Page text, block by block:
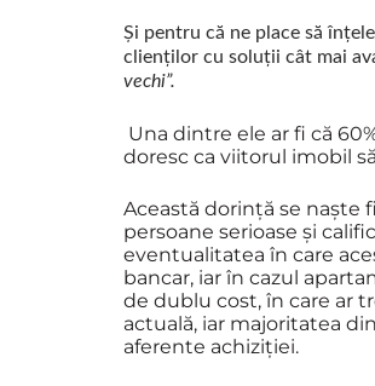
Și pentru că ne place să
clienților cu soluții cât mai
vechi”.
Una dintre ele ar fi că
doresc ca viitorul imobil
Această dorință se naște
persoane serioase și
eventualitatea în care
bancar, iar în cazul
de dublu cost, în care ar
actuală, iar majoritatea
aferente achiziției.